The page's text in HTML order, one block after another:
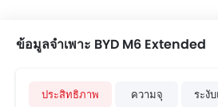
ข้อมูลจำเพาะ BYD M6 Extended
ประสิทธิภาพ ความจุ ระงั